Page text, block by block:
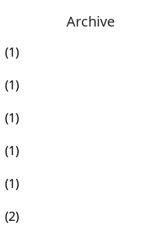
Archive
1
1
1
1
1
2